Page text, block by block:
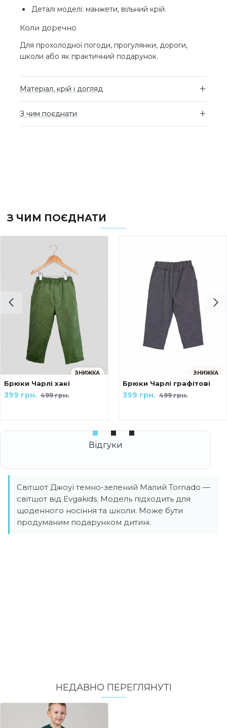
Деталі моделі: манжети, вільний крій.
Коли доречно
Для прохолодної погоди, прогулянки, дороги,
школи або як практичний подарунок.
Матеріал, крій і догляд
З чим поєднати
З ЧИМ ПОЄДНАТИ
Українські мотиви The козак
ЗНИЖКА
Брюки Чарлі хакі
499 грн.
399 грн.
ЗНИЖКА
Брюки Чарлі графітові
499 грн.
399 грн.
Світшот Джоуї темно-зелений Малий Tornado —
світшот від Evgakids. Модель підходить для
щоденного носіння та школи. Може бути
продуманим подарунком дитині.
НЕДАВНО ПЕРЕГЛЯНУТI